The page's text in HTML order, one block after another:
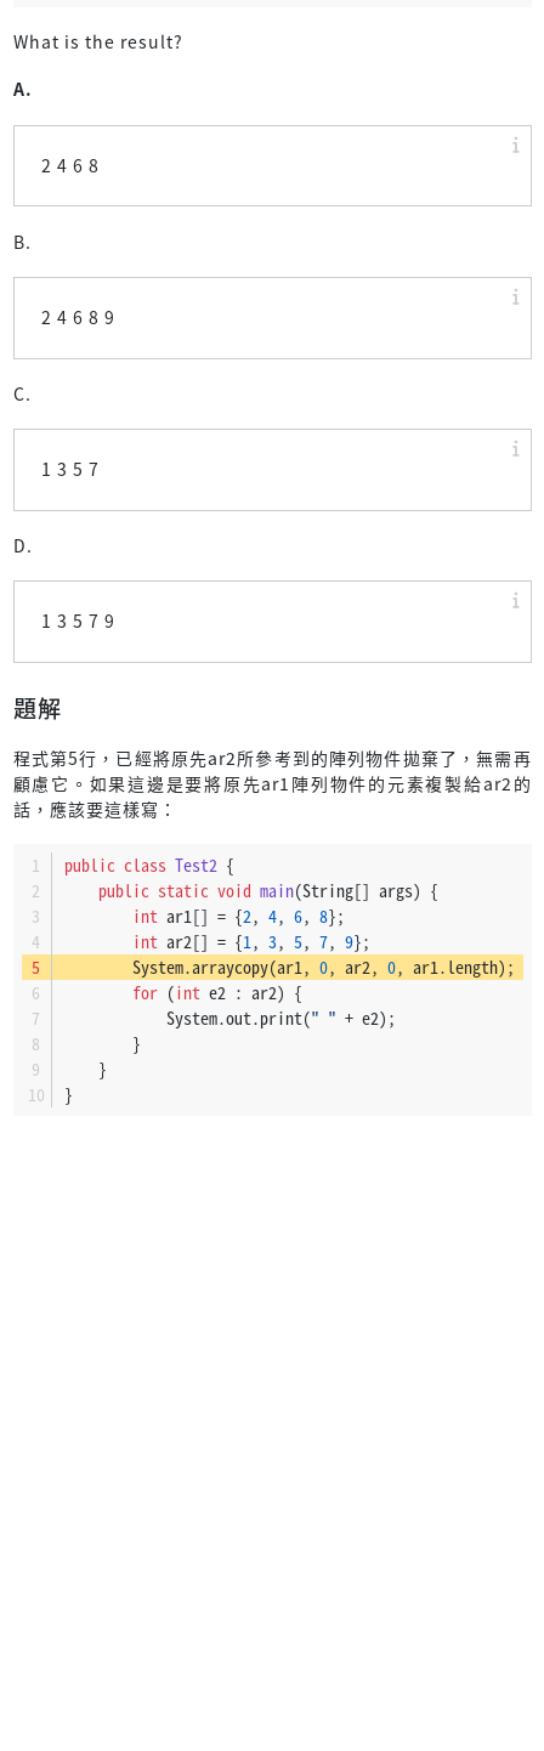
What is the result?
A.
2 4 6 8
B.
2 4 6 8 9
C.
1 3 5 7
D.
1 3 5 7 9
題解
程式第5行，已經將原先ar2所參考到的陣列物件拋棄了，無需再
顧慮它。如果這邊是要將原先ar1陣列物件的元素複製給ar2的
話，應該要這樣寫：
public class Test2 {
public static void main(String[] args) {
int ar1[] = {2, 4, 6, 8};
int ar2[] = {1 , 3, 5, 7, 9};
        System.arraycopy(ar1,
0, ar2, 0, ar1.length);
for (int e2 : ar2) {
            System.out.print(
" " + e2);
        }
    }
}